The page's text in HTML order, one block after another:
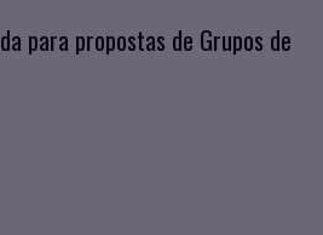
para propostas de Grupos de